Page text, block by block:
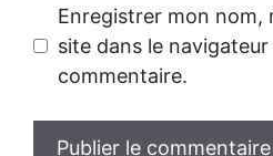
Enregistrer mon nom,
site dans le
commentaire.